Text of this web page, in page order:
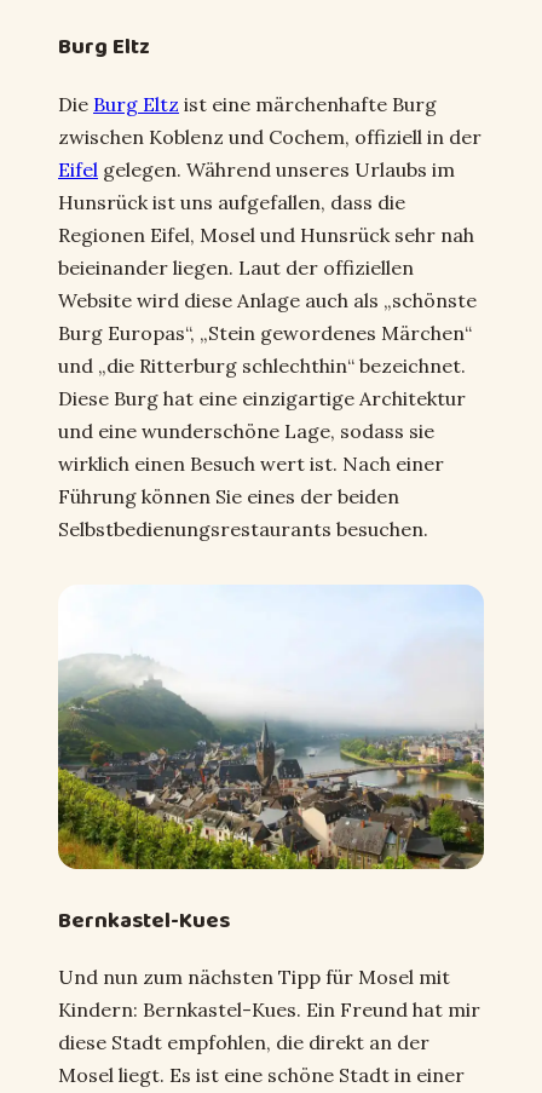
Burg Eltz
Die Burg Eltz ist eine märchenhafte Burg
zwischen Koblenz und Cochem, offiziell in der
Eifel gelegen. Während unseres Urlaubs im
Hunsrück ist uns aufgefallen, dass die
Regionen Eifel, Mosel und Hunsrück sehr nah
beieinander liegen. Laut der offiziellen
Website wird diese Anlage auch als „schönste
Burg Europas“, „Stein gewordenes Märchen“
und „die Ritterburg schlechthin“ bezeichnet.
Diese Burg hat eine einzigartige Architektur
und eine wunderschöne Lage, sodass sie
wirklich einen Besuch wert ist. Nach einer
Führung können Sie eines der beiden
Selbstbedienungsrestaurants besuchen.
Bernkastel-Kues
Und nun zum nächsten Tipp für Mosel mit
Kindern: Bernkastel-Kues. Ein Freund hat mir
diese Stadt empfohlen, die direkt an der
Mosel liegt. Es ist eine schöne Stadt in einer